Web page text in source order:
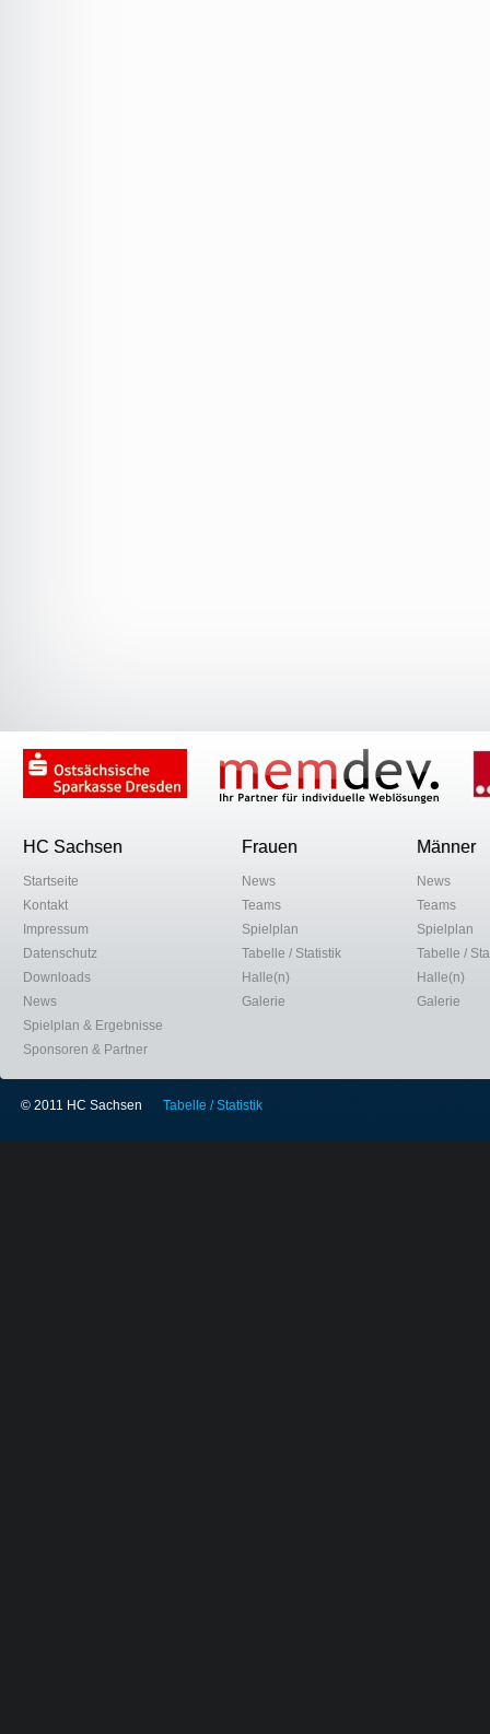
HC Sachsen
Startseite
Kontakt
Impressum
Datenschutz
Downloads
News
Spielplan & Ergebnisse
Sponsoren & Partner
Frauen
News
Teams
Spielplan
Tabelle / Statistik
Halle(n)
Galerie
Männer
News
Teams
Spielplan
Tabelle /
Halle(n)
Galerie
© 2011 HC Sachsen Tabelle / Statistik